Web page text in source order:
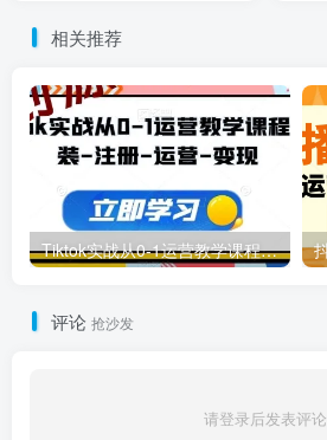
相关推荐
Tiktok实战从0-1运营教学课程，安装-注册-运营-变现
评论 抢沙发
请登录后发表评论